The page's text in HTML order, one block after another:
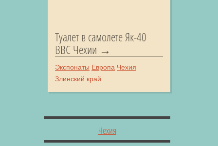
Туалет в самолете Як-40
ВВС Чехии
Экспонаты Европа Чехия
Злинский край
Чехия